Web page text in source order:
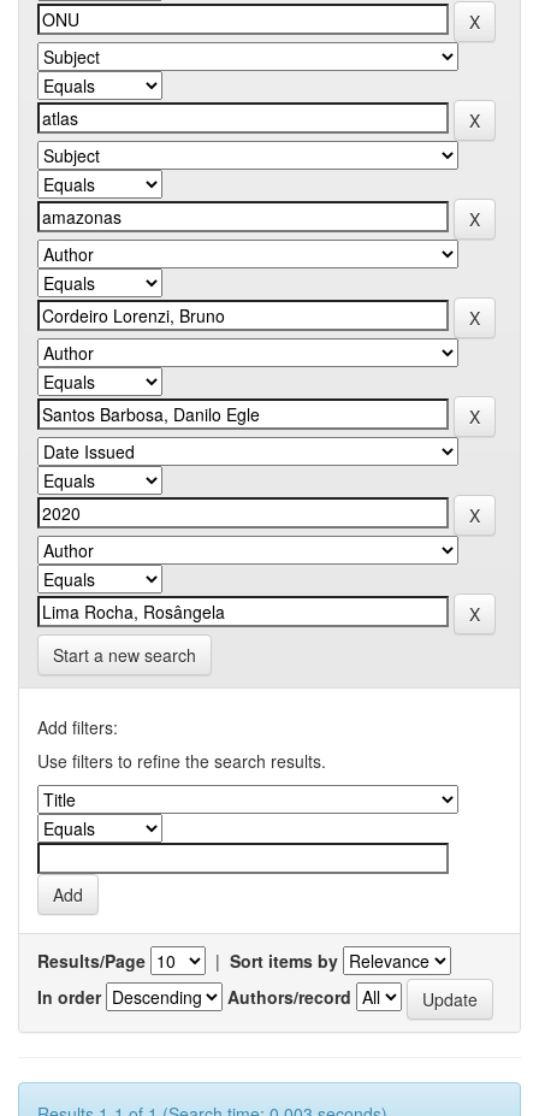
Start a new search
Add filters:
Use filters to refine the search results.
Results/Page | Sort items by
In order
Authors/record